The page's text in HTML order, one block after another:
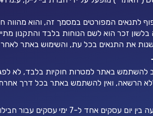
לתנאים המפורטים במסמך זה, והוא מהווה
בלשון זכר הוא לשם הנוחות בלבד והתקנון
את התנאים בכל עת, והשימוש באתר לאחר
באתר למטרות חוקיות בלבד, לא
ללא הרשאה, ואין להשתמש באתר בכל דרך אחרת
אחד ל-7 ימי עסקים עבור חבילות גדולות.